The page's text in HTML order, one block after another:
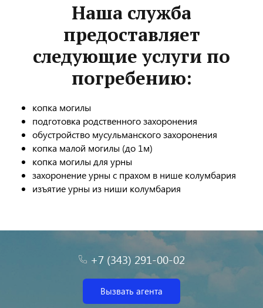
Наша служба
предоставляет
следующие услуги по
погребению:
копка могилы
подготовка родственного захоронения
обустройство мусульманского захоронения
копка малой могилы (до 1м)
копка могилы для урны
захоронение урны с прахом в нише колумбария
изъятие урны из ниши колумбария
+7 (343) 291-00-02
Вызвать агента